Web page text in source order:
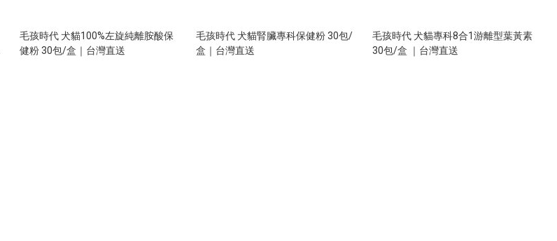
毛孩時代 犬貓100%左旋純離胺酸保
健粉 30包/盒｜台灣直送
毛孩時代 犬貓腎臟專科保健粉 30包/
盒｜台灣直送
毛孩時代 犬貓專科8合1游離型葉黃素
30包/盒 ｜台灣直送